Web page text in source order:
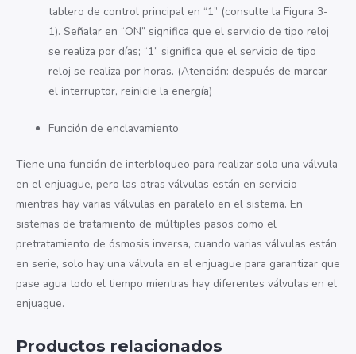
tablero de control principal en “1” (consulte la Figura 3-
1). Señalar en “ON” significa que el servicio de tipo reloj
se realiza por días; “1” significa que el servicio de tipo
reloj se realiza por horas. (Atención: después de marcar
el interruptor, reinicie la energía)
Función de enclavamiento
Tiene una función de interbloqueo para realizar solo una válvula
en el enjuague, pero las otras válvulas están en servicio
mientras hay varias válvulas en paralelo en el sistema. En
sistemas de tratamiento de múltiples pasos como el
pretratamiento de ósmosis inversa, cuando varias válvulas están
en serie, solo hay una válvula en el enjuague para garantizar que
pase agua todo el tiempo mientras hay diferentes válvulas en el
enjuague.
Productos relacionados